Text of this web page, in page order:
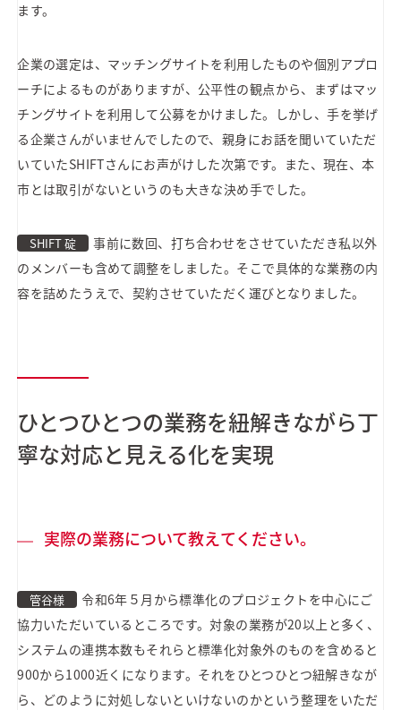
ます。
企業の選定は、マッチングサイトを利用したものや個別アプロ
ーチによるものがありますが、公平性の観点から、まずはマッ
チングサイトを利用して公募をかけました。しかし、手を挙げ
る企業さんがいませんでしたので、親身にお話を聞いていただ
いていたSHIFTさんにお声がけした次第です。また、現在、本
市とは取引がないというのも大きな決め手でした。
SHIFT 碇
事前に数回、打ち合わせをさせていただき私以外
のメンバーも含めて調整をしました。そこで具体的な業務の内
容を詰めたうえで、契約させていただく運びとなりました。
ひとつひとつの業務を紐解きながら丁
寧な対応と見える化を実現
実際の業務について教えてください。
管谷様
令和6年５月から標準化のプロジェクトを中心にご
協力いただいているところです。対象の業務が20以上と多く、
システムの連携本数もそれらと標準化対象外のものを含めると
900から1000近くになります。それをひとつひとつ紐解きなが
ら、どのように対処しないといけないのかという整理をいただ